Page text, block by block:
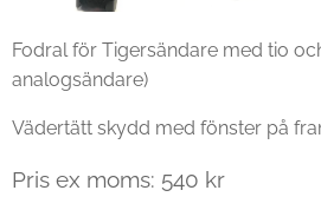
Fodral för Tigersändare med tio
analogsändare)
Vädertätt skydd med fönster på
Pris ex moms: 540 kr